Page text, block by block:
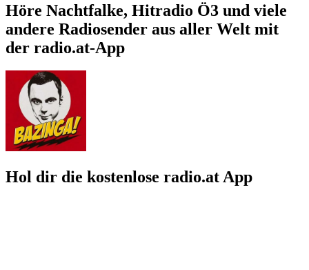
Höre Nachtfalke, Hitradio Ö3 und viele
andere Radiosender aus aller Welt mit
der radio.at-App
Hol dir die kostenlose radio.at App